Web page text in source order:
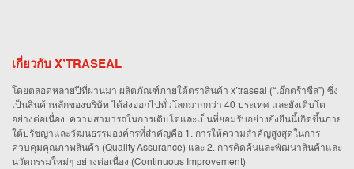
เกี่ยวกับ X’TRASEAL
โดยตลอดหลายปีที่ผ่านมา ผลิตภัณฑ์ภายใต้ตราสินค้า x’traseal (“เอ๊กตร้าซีล”) ซึ่ง
เป็นสินค้าหลักของบริษัท ได้ส่งออกไปทั่วโลกมากกว่า 40 ประเทศ และยังเติบโต
อย่างต่อเนื่อง. ความสามารถในการเติบโตและเป็นที่ยอมรับอย่างยั่งยืนนี้เกิดขึ้นภาย
ใต้ปรัชญาและวัฒนธรรมองค์กรที่สำคัญคือ 1. การให้ความสำคัญสูงสุดในการ
ควบคุมคุณภาพสินค้า (Quality Assurance) และ 2. การคิดค้นและพัฒนาสินค้าและ
นวัตกรรมใหม่ๆ อย่างต่อเนื่อง (Continuous Improvement)